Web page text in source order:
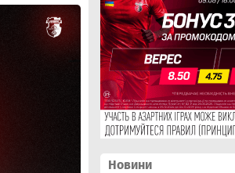
Новини